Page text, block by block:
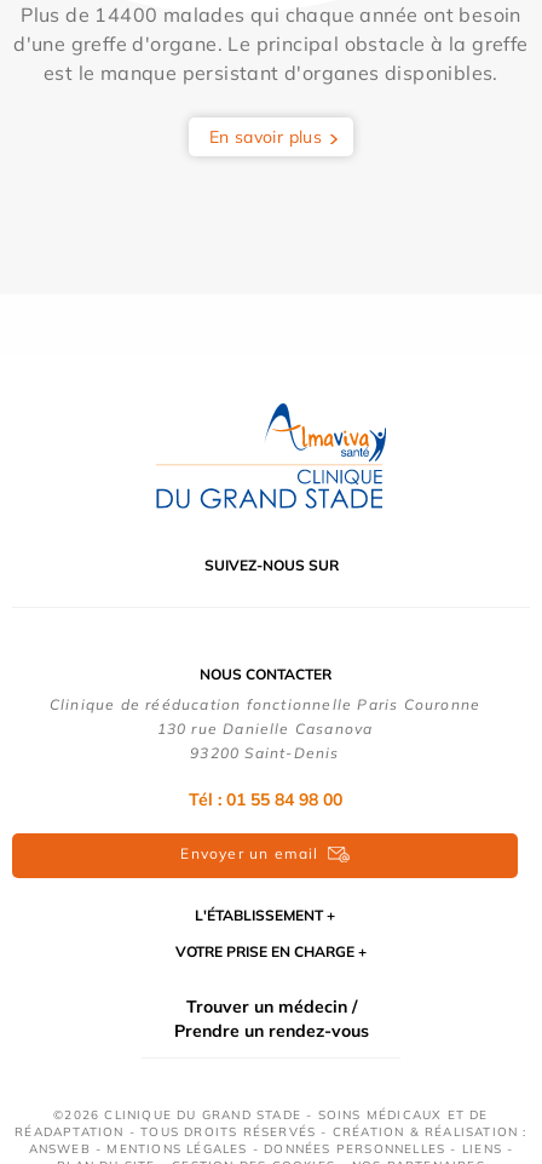
Plus de 14400 malades qui chaque année ont besoin
d'une greffe d'organe. Le principal obstacle à la greffe
est le manque persistant d'organes disponibles.
En savoir plus
SUIVEZ-NOUS SUR
NOUS CONTACTER
Clinique de rééducation fonctionnelle Paris Couronne
130 rue Danielle Casanova
93200 Saint-Denis
Tél : 01 55 84 98 00
Envoyer un email
L'ÉTABLISSEMENT
VOTRE PRISE EN CHARGE
Trouver un médecin /
Prendre un rendez-vous
©2026 CLINIQUE DU GRAND STADE - SOINS MÉDICAUX ET DE
RÉADAPTATION - TOUS DROITS RÉSERVÉS - CRÉATION & RÉALISATION :
ANSWEB - MENTIONS LÉGALES - DONNÉES PERSONNELLES - LIENS -